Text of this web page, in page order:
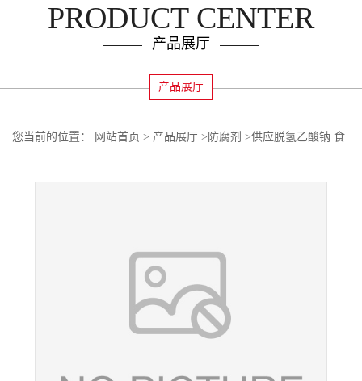
PRODUCT CENTER
产品展厅
产品展厅
您当前的位置： 网站首页 > 产品展厅 > 防腐剂 >供应脱氢乙酸钠 食